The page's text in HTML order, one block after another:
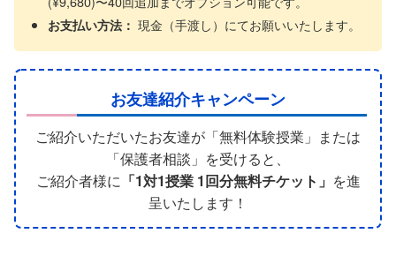
お支払い方法： 現金（手渡し）にてお願いいたします。
お友達紹介キャンペーン
ご紹介いただいたお友達が「無料体験授業」または
「保護者相談」を受けると、
ご紹介者様に 「1対1授業 1回分無料チケット」 を進
呈いたします！